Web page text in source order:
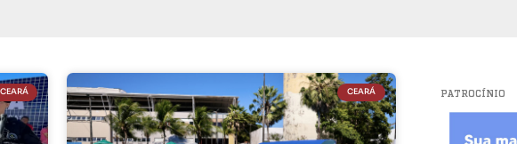
CEARÁ CEARÁ PATROCÍNIO